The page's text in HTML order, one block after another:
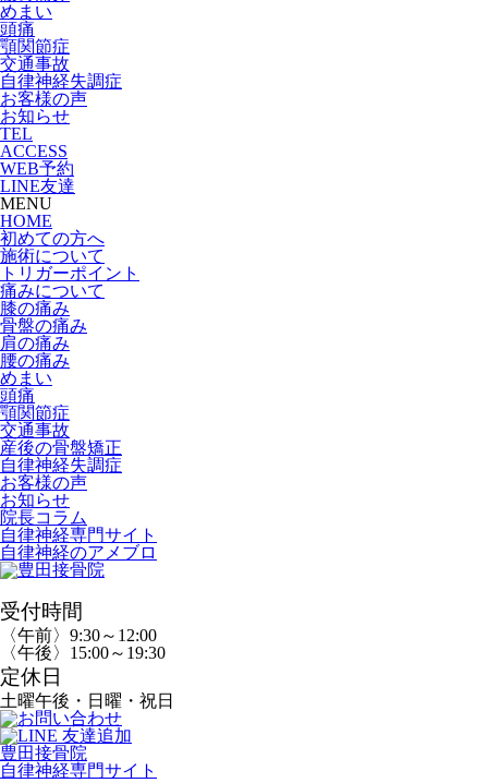
めまい
頭痛
顎関節症
交通事故
自律神経失調症
お客様の声
お知らせ
TEL
ACCESS
WEB予約
LINE友達
MENU
HOME
初めての方へ
施術について
トリガーポイント
痛みについて
膝の痛み
骨盤の痛み
肩の痛み
腰の痛み
めまい
頭痛
顎関節症
交通事故
産後の骨盤矯正
自律神経失調症
お客様の声
お知らせ
院長コラム
自律神経専門サイト
自律神経のアメブロ
受付時間
〈午前〉9:30～12:00
〈午後〉15:00～19:30
定休日
土曜午後・日曜・祝日
豊田接骨院
自律神経専門サイト